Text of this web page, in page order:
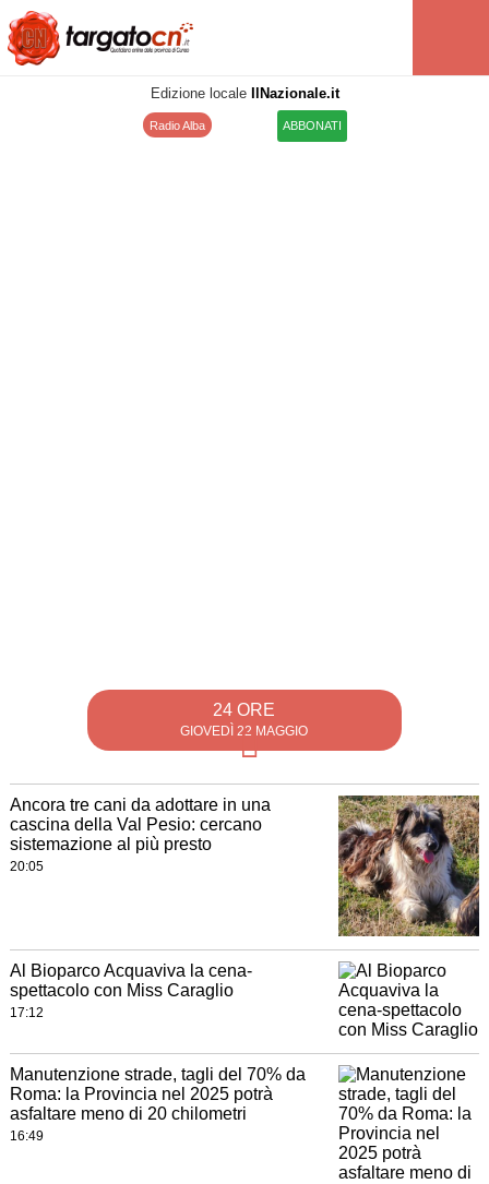
Edizione locale IlNazionale.it
Radio Alba ABBONATI
24 ORE
GIOVEDÌ 22 MAGGIO
Ancora tre cani da adottare in una
cascina della Val Pesio: cercano
sistemazione al più presto
20:05
Al Bioparco Acquaviva la cena-
spettacolo con Miss Caraglio
17:12
Manutenzione strade, tagli del 70% da
Roma: la Provincia nel 2025 potrà
asfaltare meno di 20 chilometri
16:49